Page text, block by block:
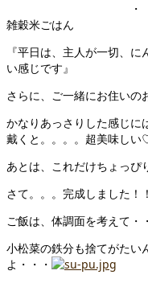
・ バンバ
雑穀米ごはん
『平日は、主人が一切、
い感じです』
さらに、ご一緒にお住いの
かなりあっさりした感じに
戴くと。。。。超美味しい
あとは、これだけちょっぴ
さて。。。完成しました！
ご飯は、体調面を考えて・
小松菜の鉄分も捨てがたい
よ・・・